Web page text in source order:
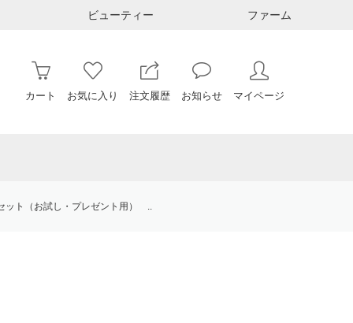
ビューティー ファーム
カート お気に入り 注文履歴 お知らせ マイページ
ット（お試し・プレゼント用） ..